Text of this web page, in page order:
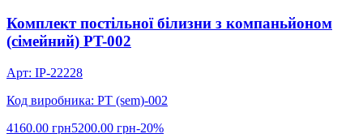
Комплект постільної білизни з компаньйоном
(сімейний) PT-002
Арт: IP-22228
Код виробника: PT (sem)-002
4160.00 грн5200.00 грн-20%